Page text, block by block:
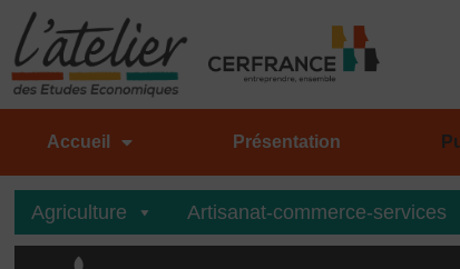
Aller
au
contenu
Accueil Présentation
Agriculture Artisanat-commerce-services